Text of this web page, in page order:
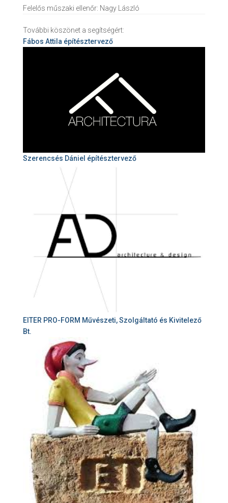
Felelős műszaki ellenőr: Nagy László
További köszönet a segítségért:
Fábos Attila építésztervező
Szerencsés Dániel építésztervező
EITER PRO-FORM Művészeti, Szolgáltató és Kivitelező
Bt.